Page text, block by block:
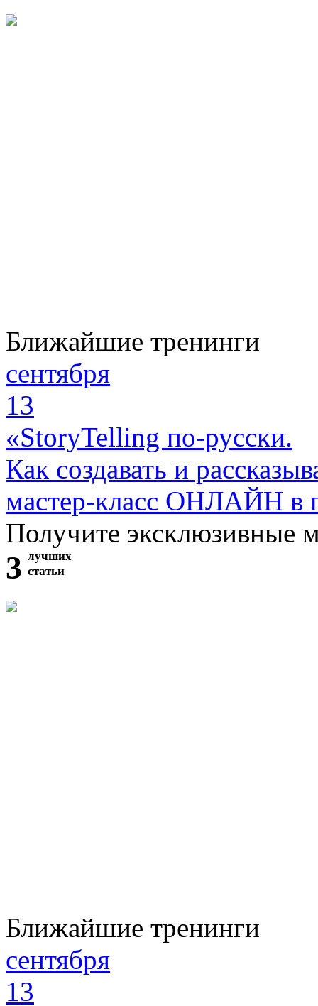
Ближайшие тренинги
сентября
13
«StoryTelling по-русски.
Как создавать и
мастер-класс ОНЛАЙН в
Получите эксклюзивные
3 лучших
статьи
Ближайшие тренинги
сентября
13